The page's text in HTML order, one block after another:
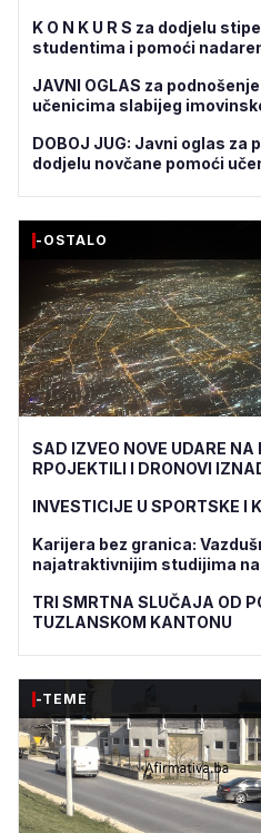
K O N K U R S za dodjelu
studentima i pomoći
JAVNI OGLAS za
učenicima slabijeg
DOBOJ JUG: Javni oglas za
dodjelu novčane pomoći
-OSTALO
SAD IZVEO NOVE UDARE NA
RPOJEKTILI I DRONOVI
INVESTICIJE U SPORTSKE I
Karijera bez granica:
najatraktivnijim studijima na
TRI SMRTNA SLUČAJA OD
TUZLANSKOM KANTONU
-TEME